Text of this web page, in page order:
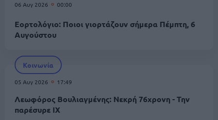
06 Αυγ 2026 00:00
Εορτολόγιο: Ποιοι γιορτάζουν σήμερα Πέμπτη, 6
Αυγούστου
Κοινωνία
05 Αυγ 2026 17:49
Λεωφόρος Βουλιαγμένης: Νεκρή 76χρονη - Την
παρέσυρε ΙΧ